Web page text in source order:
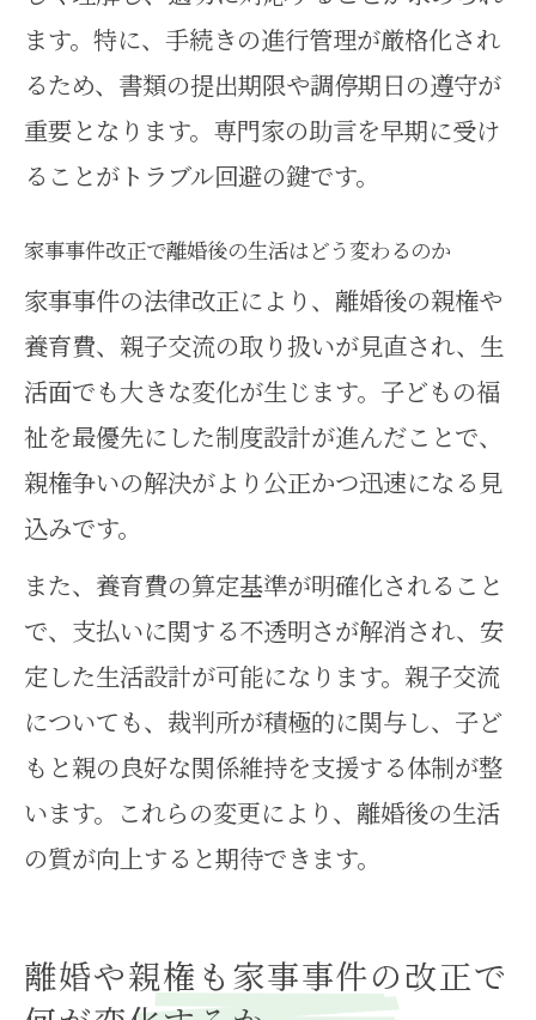
ます。特に、手続きの進行管理が厳格化され
るため、書類の提出期限や調停期日の遵守が
重要となります。専門家の助言を早期に受け
ることがトラブル回避の鍵です。
家事事件改正で離婚後の生活はどう変わるのか
家事事件の法律改正により、離婚後の親権や
養育費、親子交流の取り扱いが見直され、生
活面でも大きな変化が生じます。子どもの福
祉を最優先にした制度設計が進んだことで、
親権争いの解決がより公正かつ迅速になる見
込みです。
また、養育費の算定基準が明確化されること
で、支払いに関する不透明さが解消され、安
定した生活設計が可能になります。親子交流
についても、裁判所が積極的に関与し、子ど
もと親の良好な関係維持を支援する体制が整
います。これらの変更により、離婚後の生活
の質が向上すると期待できます。
離婚や親権も家事事件の改正で